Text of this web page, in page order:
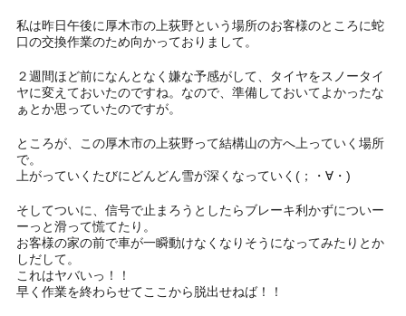
私は昨日午後に厚木市の上荻野という場所のお客様のところに蛇
口の交換作業のため向かっておりまして。
２週間ほど前になんとなく嫌な予感がして、タイヤをスノータイ
ヤに変えておいたのですね。なので、準備しておいてよかったな
ぁとか思っていたのですが。
ところが、この厚木市の上荻野って結構山の方へ上っていく場所
で。
上がっていくたびにどんどん雪が深くなっていく(；・∀・)
そしてついに、信号で止まろうとしたらブレーキ利かずについー
ーっと滑って慌てたり。
お客様の家の前で車が一瞬動けなくなりそうになってみたりとか
しだして。
これはヤバいっ！！
早く作業を終わらせてここから脱出せねば！！